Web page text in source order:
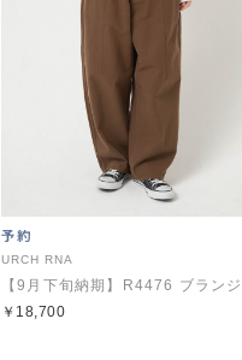
URCH RNA
￥18,700